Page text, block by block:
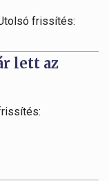
frissítés:
lett az